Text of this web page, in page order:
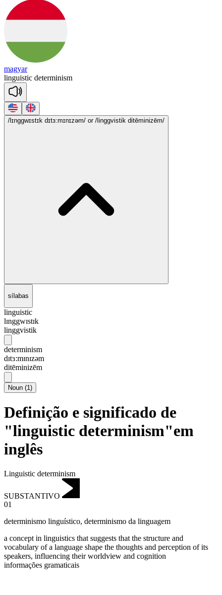
magyar
linguistic determinism
/lɪnggwɪstɪk dɪtɜ:mɪnɪzəm/ or /linggvistik ditēminizēm/
sílabas
linguistic
lɪnggwɪstɪk
linggvistik
determinism
dɪtɜ:mɪnɪzəm
ditēminizēm
Noun (1)
Definição e significado de
"linguistic determinism"em
inglês
Linguistic determinism
SUBSTANTIVO
01
determinismo linguístico, determinismo da linguagem
a concept in linguistics that suggests that the structure and
vocabulary of a language shape the thoughts and perception of its
speakers, influencing their worldview and cognition
informações gramaticais